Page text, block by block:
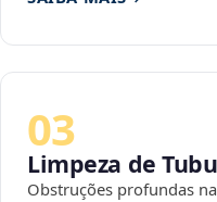
03
Limpeza de
Obstruções profundas